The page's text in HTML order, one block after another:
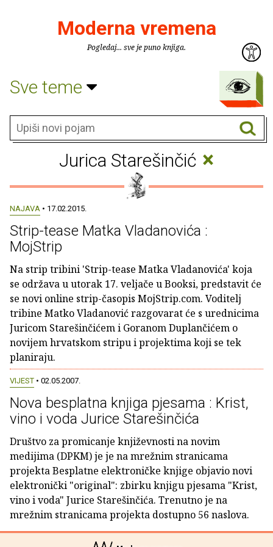
Moderna vremena
Pogledaj... sve je puno knjiga.
Sve teme
Jurica Starešinčić ×
NAJAVA • 17.02.2015.
Strip-tease Matka Vladanovića :
MojStrip
Na strip tribini 'Strip-tease Matka Vladanovića' koja
se održava u utorak 17. veljače u Booksi, predstavit će
se novi online strip-časopis MojStrip.com. Voditelj
tribine Matko Vladanović razgovarat će s urednicima
Juricom Starešinčićem i Goranom Duplančićem o
novijem hrvatskom stripu i projektima koji se tek
planiraju.
VIJEST • 02.05.2007.
Nova besplatna knjiga pjesama : Krist,
vino i voda Jurice Starešinčića
Društvo za promicanje književnosti na novim
medijima (DPKM) je je na mrežnim stranicama
projekta Besplatne elektroničke knjige objavio novi
elektronički "original": zbirku knjigu pjesama "Krist,
vino i voda" Jurice Starešinčića. Trenutno je na
mrežnim stranicama projekta dostupno 56 naslova.